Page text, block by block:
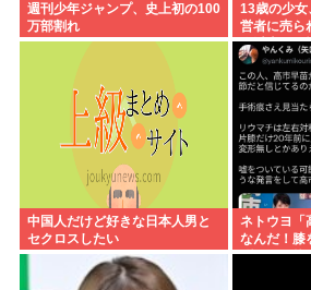
週刊少年ジャンプ、史上初の100
万部割れ
13歳の少女
営者に売ら
人以上から
集が折檻(
ドーザーで
中国人だけど好きな日本人男と
セクロスしたい
ネトウヨ「
なんだ！膝
聞くとか